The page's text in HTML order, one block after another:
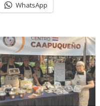
WhatsApp